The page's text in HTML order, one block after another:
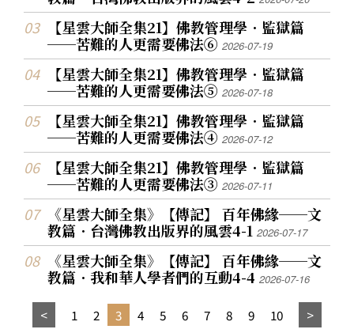
【星雲大師全集21】佛教管理學．監獄篇
──苦難的人更需要佛法⑥2026-07-19
【星雲大師全集21】佛教管理學．監獄篇
──苦難的人更需要佛法⑤2026-07-18
【星雲大師全集21】佛教管理學．監獄篇
──苦難的人更需要佛法④2026-07-12
【星雲大師全集21】佛教管理學．監獄篇
──苦難的人更需要佛法③2026-07-11
《星雲大師全集》【傳記】 百年佛緣──文
教篇．台灣佛教出版界的風雲4-12026-07-17
《星雲大師全集》【傳記】 百年佛緣──文
教篇．我和華人學者們的互動4-42026-07-16
1 2 3 4 5 6 7 8 9 10